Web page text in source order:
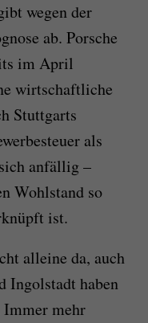
wegen der
ab. Porsche
im April
wirtschaftliche
Stuttgarts
als
anfällig –
Wohlstand so
ist.
alleine da, auch
Ingolstadt haben
mehr